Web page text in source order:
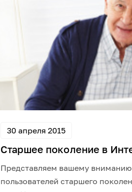
30 апреля 2015
Старшее поколение в
Представляем вашему
пользователей старшего